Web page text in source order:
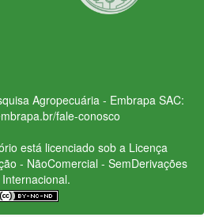
Agropecuária - Embrapa SAC:
fale-conosco
está licenciado sob a Licença
- NãoComercial - SemDerivações